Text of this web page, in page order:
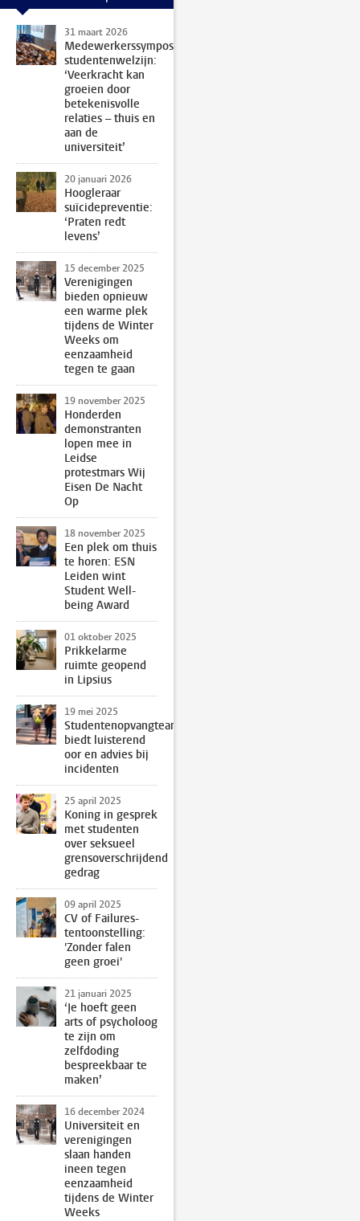
31 maart 2026
Medewerkerssymposium
studentenwelzijn:
‘Veerkracht kan
groeien door
betekenisvolle
relaties – thuis en
aan de
universiteit’
20 januari 2026
Hoogleraar
suïcidepreventie:
‘Praten redt
levens’
15 december 2025
Verenigingen
bieden opnieuw
een warme plek
tijdens de Winter
Weeks om
eenzaamheid
tegen te gaan
19 november 2025
Honderden
demonstranten
lopen mee in
Leidse
protestmars Wij
Eisen De Nacht
Op
18 november 2025
Een plek om thuis
te horen: ESN
Leiden wint
Student Well-
being Award
01 oktober 2025
Prikkelarme
ruimte geopend
in Lipsius
19 mei 2025
Studentenopvangteam
biedt luisterend
oor en advies bij
incidenten
25 april 2025
Koning in gesprek
met studenten
over seksueel
grensoverschrijdend
gedrag
09 april 2025
CV of Failures-
tentoonstelling:
'Zonder falen
geen groei'
21 januari 2025
‘Je hoeft geen
arts of psycholoog
te zijn om
zelfdoding
bespreekbaar te
maken’
16 december 2024
Universiteit en
verenigingen
slaan handen
ineen tegen
eenzaamheid
tijdens de Winter
Weeks